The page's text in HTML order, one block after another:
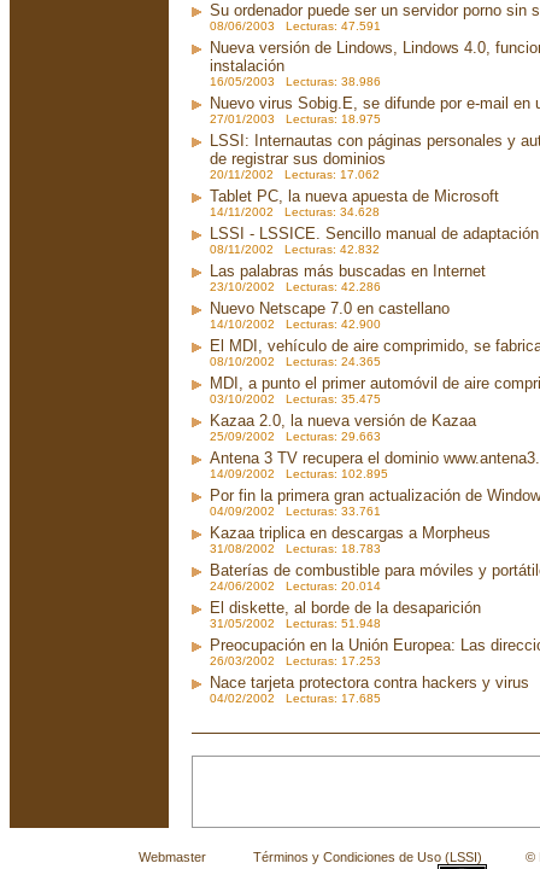
Su ordenador puede ser un servidor porno sin
08/06/2003 Lecturas: 47.591
Nueva versión de Lindows, Lindows 4.0,
instalación
16/05/2003 Lecturas: 38.986
Nuevo virus Sobig.E, se difunde por e-mail en
27/01/2003 Lecturas: 18.975
LSSI: Internautas con páginas personales y
de registrar sus dominios
20/11/2002 Lecturas: 17.062
Tablet PC, la nueva apuesta de Microsoft
14/11/2002 Lecturas: 34.628
LSSI - LSSICE. Sencillo manual de
08/11/2002 Lecturas: 42.832
Las palabras más buscadas en Internet
23/10/2002 Lecturas: 42.286
Nuevo Netscape 7.0 en castellano
14/10/2002 Lecturas: 42.900
El MDI, vehículo de aire comprimido, se
08/10/2002 Lecturas: 24.365
MDI, a punto el primer automóvil de aire
03/10/2002 Lecturas: 35.475
Kazaa 2.0, la nueva versión de Kazaa
25/09/2002 Lecturas: 29.663
Antena 3 TV recupera el dominio
14/09/2002 Lecturas: 102.895
Por fin la primera gran actualización de
04/09/2002 Lecturas: 33.761
Kazaa triplica en descargas a Morpheus
31/08/2002 Lecturas: 18.783
Baterías de combustible para móviles y
24/06/2002 Lecturas: 20.014
El diskette, al borde de la desaparición
31/05/2002 Lecturas: 51.948
Preocupación en la Unión Europea: Las
26/03/2002 Lecturas: 17.253
Nace tarjeta protectora contra hackers y virus
04/02/2002 Lecturas: 17.685
Webmaster Términos y Condiciones de Uso (LSSI) © La